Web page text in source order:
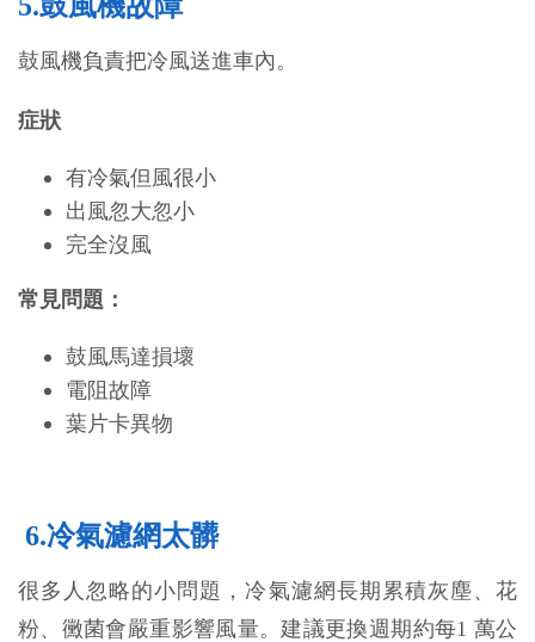
鼓風機負責把冷風送進車內。
症狀
有冷氣但風很小
出風忽大忽小
完全沒風
常見問題：
鼓風馬達損壞
電阻故障
葉片卡異物
6.冷氣濾網太髒
很多人忽略的小問題，冷氣濾網長期累積灰塵、花
粉、黴菌會嚴重影響風量。建議更換週期約每1 萬公